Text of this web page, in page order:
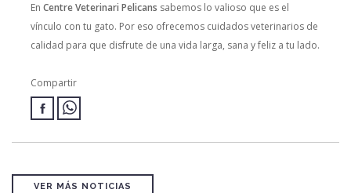
En Centre Veterinari Pelicans sabemos lo valioso que es el
vínculo con tu gato. Por eso ofrecemos cuidados veterinarios de
calidad para que disfrute de una vida larga, sana y feliz a tu lado.
Compartir
VER MÁS NOTICIAS